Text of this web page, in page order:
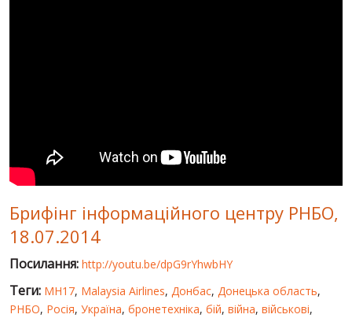
ПУБЛІЧНІ ЛЮДИ
РОСІЙСЬКО-УКРАЇНСЬКА ВІЙНА
"WINTER ON FIRE"
ХРОНОЛОГІЯ ЄВРОМАЙДАНУ
Брифінг інформаційного центру РНБО,
18.07.2014
Посилання: http://youtu.be/dpG9rYhwbHY
Теги: MH17, Malaysia Airlines, Донбас, Донецька область,
РНБО, Росія, Україна, бронетехніка, бій, війна, військові,